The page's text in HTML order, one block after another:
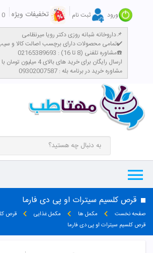
ورود ثبت نام تخفیفات ویژه 0
داروخانه شبانه روزی دکتر رویا میرنظامی📌
تمامی محصولات دارای برچسب اصالت کالا و سیب سلامت میباشند✔️
مشاوره تلفنی (8 تا 16) : 02165389693☎️
​ارسال رایگان برای خرید های بالای 4 میلیون تومان با پست پیشتاز
مشاوره خرید در برنامه بله : 09302007587
قرص کلسیم سیترات او پی دی فارما
صفحه نخست مکمل ها مکمل غذایی
قرص
قرص کلسیم سیترات او پی دی فارما